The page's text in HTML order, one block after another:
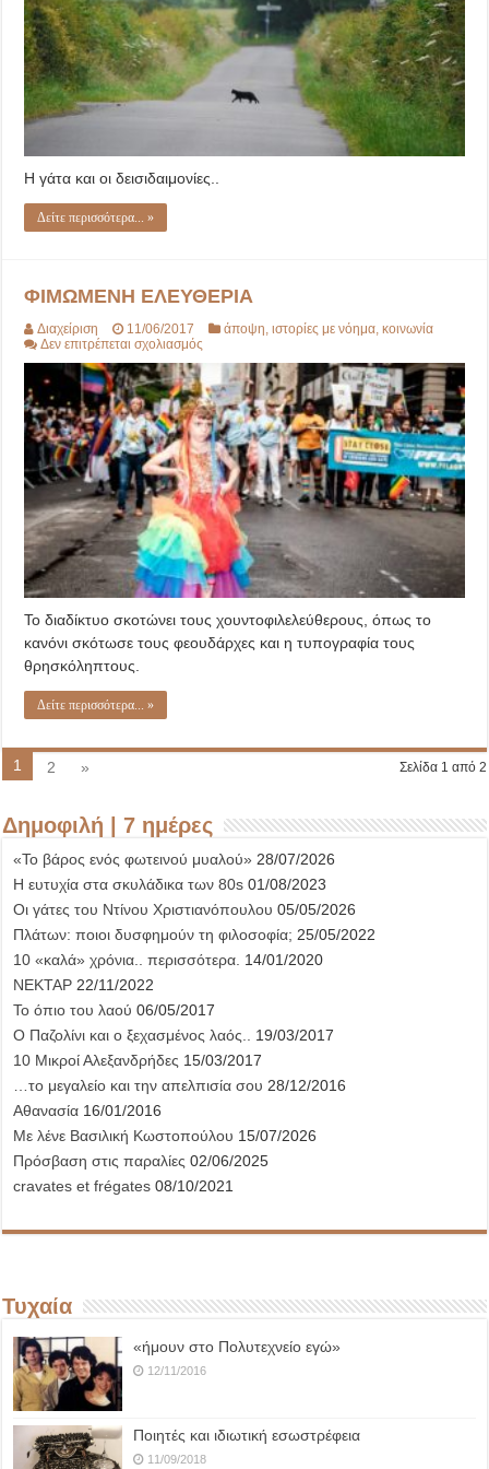
γάτα
Η γάτα και οι δεισιδαιμονίες..
Δείτε περισσότερα... »
ΦΙΜΩΜΕΝΗ ΕΛΕΥΘΕΡΙΑ
Διαχείριση 11/06/2017 άποψη,ιστορίες με νόημα,κοινωνία
Δεν επιτρέπεται σχολιασμός
ΕΛΕΥΘΕΡΙΑ
Το διαδίκτυο σκοτώνει τους χουντοφιλελεύθερους, όπως το
κανόνι σκότωσε τους φεουδάρχες και η τυπογραφία τους
θρησκόληπτους.
Δείτε περισσότερα... »
Σελίδα 1 από 2
1 2 »
Δημοφιλή | 7 ημέρες
«Το βάρος ενός φωτεινού μυαλού» 28/07/2026
Η ευτυχία στα σκυλάδικα των 80s 01/08/2023
Οι γάτες του Ντίνου Χριστιανόπουλου 05/05/2026
Πλάτων: ποιοι δυσφημούν τη φιλοσοφία; 25/05/2022
10 «καλά» χρόνια.. περισσότερα. 14/01/2020
ΝΕΚΤΑΡ 22/11/2022
Το όπιο του λαού 06/05/2017
Ο Παζολίνι και ο ξεχασμένος λαός..
19/03/2017
10 Μικροί Αλεξανδρήδες 15/03/2017
…το μεγαλείο και την απελπισία σου 28/12/2016
Αθανασία 16/01/2016
Με λένε Βασιλική Κωστοπούλου 15/07/2026
Πρόσβαση στις παραλίες 02/06/2025
cravates et frégates 08/10/2021
Τυχαία
«ήμουν στο Πολυτεχνείο εγώ»
12/11/2016
Ποιητές και ιδιωτική εσωστρέφεια
11/09/2018